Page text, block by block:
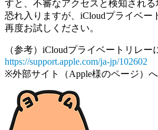
すと、不審なアクセスと検知される
恐れ入りますが、iCloudプライベー
再度お試しください。
（参考）iCloudプライベートリレー
https://support.apple.com/ja-jp/102602
※外部サイト（Apple様のページ）